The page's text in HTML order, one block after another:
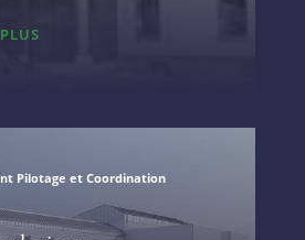
Pilotage et Coordination